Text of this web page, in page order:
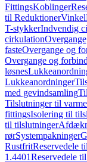
FittingsKoblinger
til ReduktionerVinkel
T-stykkerIndvendig
cirkulation
fasteOvergange og
Overgange og
løsnes
Lukkeanordninger
med gevindsamling
Tilslutninger til
fittingsIsolering til
til tilslutninger
rørSystempakninger
RustfritReservedele
1.4401Reservedele